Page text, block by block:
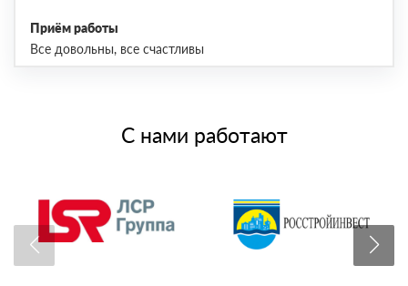
Приём работы
Все довольны, все счастливы
С нами работают